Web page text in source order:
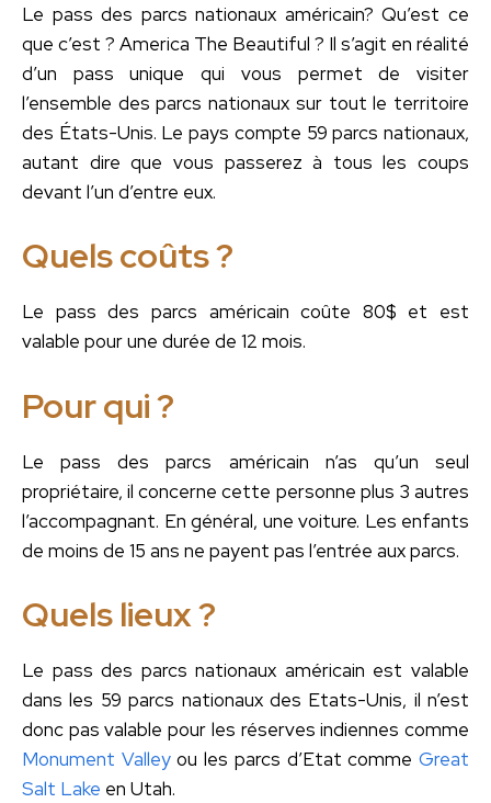
Le pass des parcs nationaux américain? Qu’est ce
que c’est ? America The Beautiful ? Il s’agit en réalité
d’un pass unique qui vous permet de visiter
l’ensemble des parcs nationaux sur tout le territoire
des États-Unis. Le pays compte 59 parcs nationaux,
autant dire que vous passerez à tous les coups
devant l’un d’entre eux.
Quels coûts ?
Le pass des parcs américain coûte 80$ et est
valable pour une durée de 12 mois.
Pour qui ?
Le pass des parcs américain n’as qu’un seul
propriétaire, il concerne cette personne plus 3 autres
l’accompagnant. En général, une voiture. Les enfants
de moins de 15 ans ne payent pas l’entrée aux parcs.
Quels lieux ?
Le pass des parcs nationaux américain est valable
dans les 59 parcs nationaux des Etats-Unis, il n’est
donc pas valable pour les réserves indiennes comme
Monument Valleyou les parcs d’Etat commeGreat
Salt Lake en Utah.